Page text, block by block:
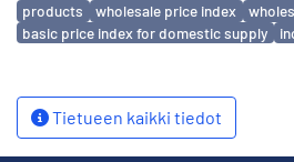
products
wholesale price index
basic price index for domestic supply
Tietueen kaikki tiedot